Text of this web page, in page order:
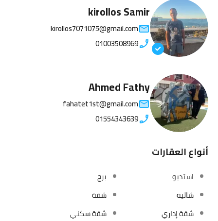
kirollos Samir
kirollos7071075@gmail.com
01003508969
Ahmed Fathy
fahatet1st@gmail.com
01554343639
أنواع العقارات
استديو
برج
شاليه
شقة
شقة إداري
شقة سكني